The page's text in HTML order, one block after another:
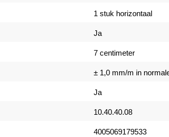
1 stuk horizontaal
Ja
7 centimeter
± 1,0 mm/m in
Ja
10.40.40.08
4005069179533